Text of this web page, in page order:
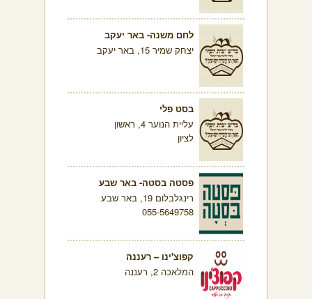
לחם משנה- באר יעקב
יצחק שמיר 15, באר יעקב
בסט פלי
עליית הנוער 4, ראשון
לציון
פסטה בסטה- באר שבע
רינגלבלום 19, באר שבע
055-5649758
קפוצ'ינו – רעננה
המלאכה 2, רעננה